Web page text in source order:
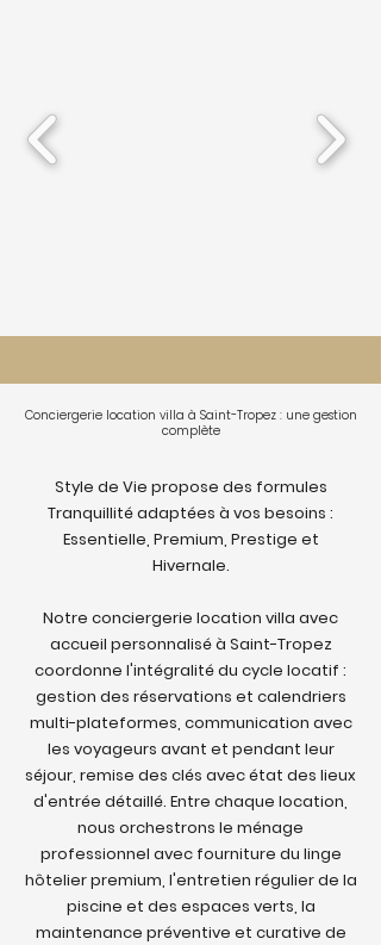
Conciergerie location villa à Saint-Tropez : une gestion
complète
Style de Vie propose des formules
Tranquillité adaptées à vos besoins :
Essentielle, Premium, Prestige et
Hivernale.
Notre conciergerie location villa avec
accueil personnalisé à Saint-Tropez
coordonne l'intégralité du cycle locatif :
gestion des réservations et calendriers
multi-plateformes, communication avec
les voyageurs avant et pendant leur
séjour, remise des clés avec état des lieux
d'entrée détaillé. Entre chaque location,
nous orchestrons le ménage
professionnel avec fourniture du linge
hôtelier premium, l'entretien régulier de la
piscine et des espaces verts, la
maintenance préventive et curative de